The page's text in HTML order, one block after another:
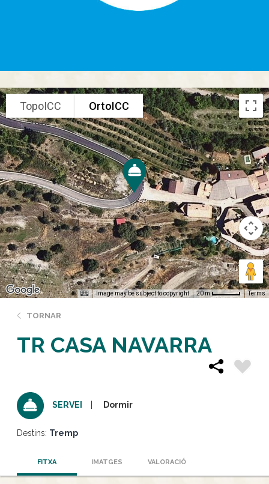
TopoICC OrtoICC
Image may be subject to copyright 20 m Terms
TORNAR
TR CASA NAVARRA
SERVEI Dormir
Destins: Tremp
FITXA IMATGES VALORACIÓ